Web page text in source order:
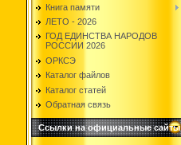
Книга памяти
ЛЕТО - 2026
ГОД ЕДИНСТВА НАРОДОВ
РОССИИ 2026
ОРКСЭ
Каталог файлов
Каталог статей
Обратная связь
Ссылки на официальные сайты